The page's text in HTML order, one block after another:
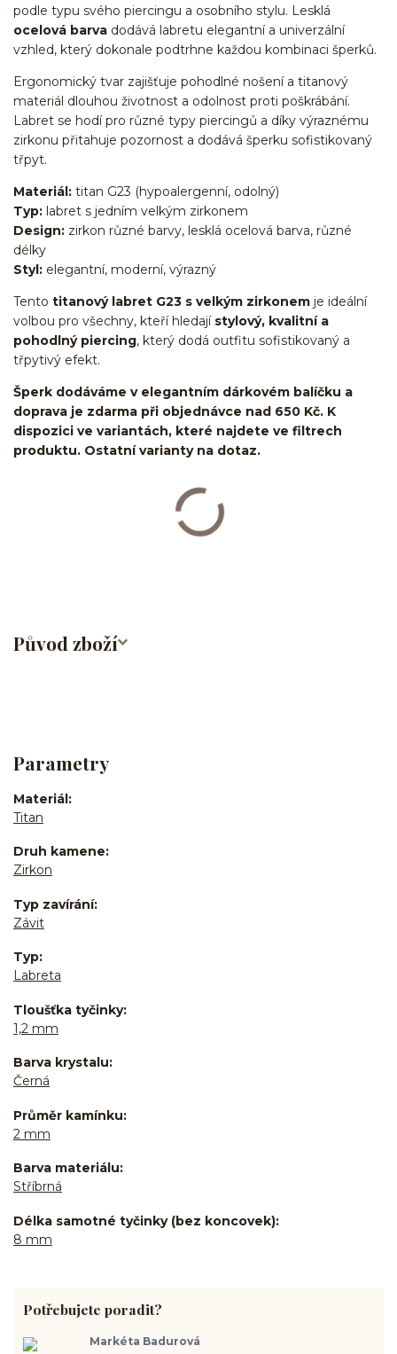
podle typu svého piercingu a osobního stylu. Lesklá
ocelová barva dodává labretu elegantní a univerzální
vzhled, který dokonale podtrhne každou kombinaci šperků.
Ergonomický tvar zajišťuje pohodlné nošení a titanový
materiál dlouhou životnost a odolnost proti poškrábání.
Labret se hodí pro různé typy piercingů a díky výraznému
zirkonu přitahuje pozornost a dodává šperku sofistikovaný
třpyt.
Materiál: titan G23 (hypoalergenní, odolný)
Typ: labret s jedním velkým zirkonem
Design: zirkon různé barvy, lesklá ocelová barva, různé
délky
Styl: elegantní, moderní, výrazný
Tento titanový labret G23 s velkým zirkonem je ideální
volbou pro všechny, kteří hledají stylový, kvalitní a
pohodlný piercing, který dodá outfitu sofistikovaný a
třpytivý efekt.
Šperk dodáváme v elegantním dárkovém balíčku a
doprava je zdarma při objednávce nad 650 Kč. K
dispozici ve variantách, které najdete ve filtrech
produktu. Ostatní varianty na dotaz.
lalůček/helix/tragus/conch/forward helix/flat/do nosu/nostril/do
rtů/lower labret/madonna/angel bites/snake bites/spider of viper
Původ zboží
Parametry
Materiál
Titan
Druh kamene
Zirkon
Typ zavírání
Závit
Typ
Labreta
Tloušťka tyčinky
1,2 mm
Barva krystalu
Černá
Průměr kamínku
2 mm
Barva materiálu
Stříbrná
Délka samotné tyčinky (bez koncovek)
8 mm
Potřebujete poradit?
Markéta Badurová